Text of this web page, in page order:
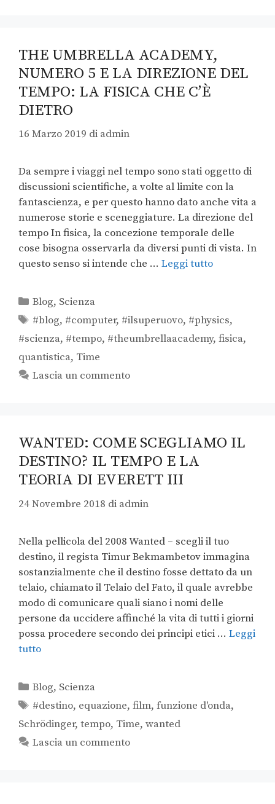
THE UMBRELLA ACADEMY,
NUMERO 5 E LA DIREZIONE DEL
TEMPO: LA FISICA CHE C’È
DIETRO
16 Marzo 2019 di admin
Da sempre i viaggi nel tempo sono stati oggetto di
discussioni scientifiche, a volte al limite con la
fantascienza, e per questo hanno dato anche vita a
numerose storie e sceneggiature. La direzione del
tempo In fisica, la concezione temporale delle
cose bisogna osservarla da diversi punti di vista. In
questo senso si intende che … Leggi tutto
Blog, Scienza
#blog, #computer, #ilsuperuovo, #physics,
#scienza, #tempo, #theumbrellaacademy, fisica,
quantistica, Time
Lascia un commento
WANTED: COME SCEGLIAMO IL
DESTINO? IL TEMPO E LA
TEORIA DI EVERETT III
24 Novembre 2018 di admin
Nella pellicola del 2008 Wanted – scegli il tuo
destino, il regista Timur Bekmambetov immagina
sostanzialmente che il destino fosse dettato da un
telaio, chiamato il Telaio del Fato, il quale avrebbe
modo di comunicare quali siano i nomi delle
persone da uccidere affinché la vita di tutti i giorni
possa procedere secondo dei principi etici … Leggi
tutto
Blog, Scienza
#destino, equazione,film,funzione d'onda,
Schrödinger, tempo, Time, wanted
Lascia un commento